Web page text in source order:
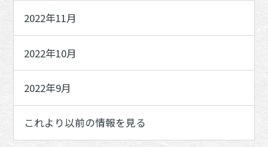
2022年11月
2022年10月
2022年9月
これより以前の情報を見る